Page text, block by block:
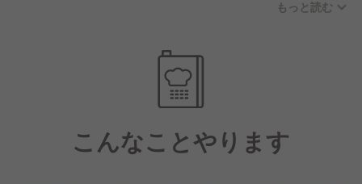
・従業員食事補助制度（勤務時に50％オフで食事可
・産休、育休制度（取得率：女性100％、男性
・ストックオプション制度（入社2年目以降の社員に
【豊富な研修制度で安心！】
もっと読む
こんなことやります